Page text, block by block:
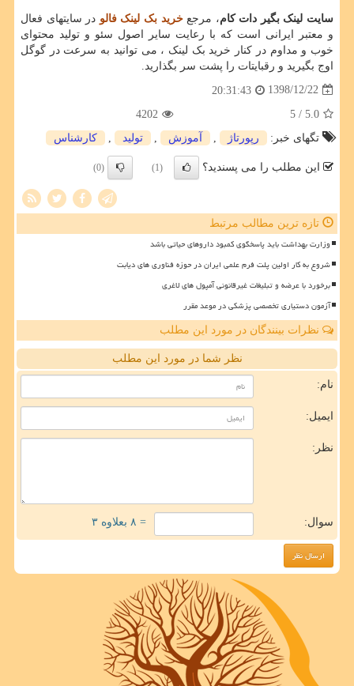
سایت لینک بگیر دات کام، مرجعخرید بک لینک فالو در سایتهای فعال
و معتبر ایرانی است که با رعایت سایر اصول سئو و تولید محتوای
خوب و مداوم در کنار خرید بک لینک ، می توانید به سرعت در گوگل
اوج بگیرید و رقبایتات را پشت سر بگذارید.
1398/12/22
20:31:43
5.0
/ 5
4202
تگهای خبر:
رپورتاژ آموزش تولید كارشناس
این مطلب را می پسندید؟ (1)
(0)
تازه ترین مطالب مرتبط
وزارت بهداشت باید پاسخگوی کمبود داروهای حیاتی باشد
شروع به کار اولین پلت فرم علمی ایران در حوزه فناوری های دیابت
برخورد با عرضه و تبلیغات غیرقانونی آمپول های لاغری
آزمون دستیاری تخصصی پزشکی در موعد مقرر
نظرات بینندگان در مورد این مطلب
نظر شما در مورد این مطلب
نام:
ایمیل:
نظر:
سوال: = ۸ بعلاوه ۳